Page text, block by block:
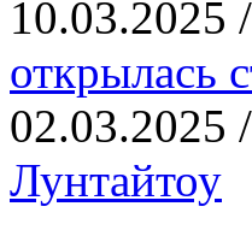
10.03.2025 /
открылась
02.03.2025 /
Лунтайтоу